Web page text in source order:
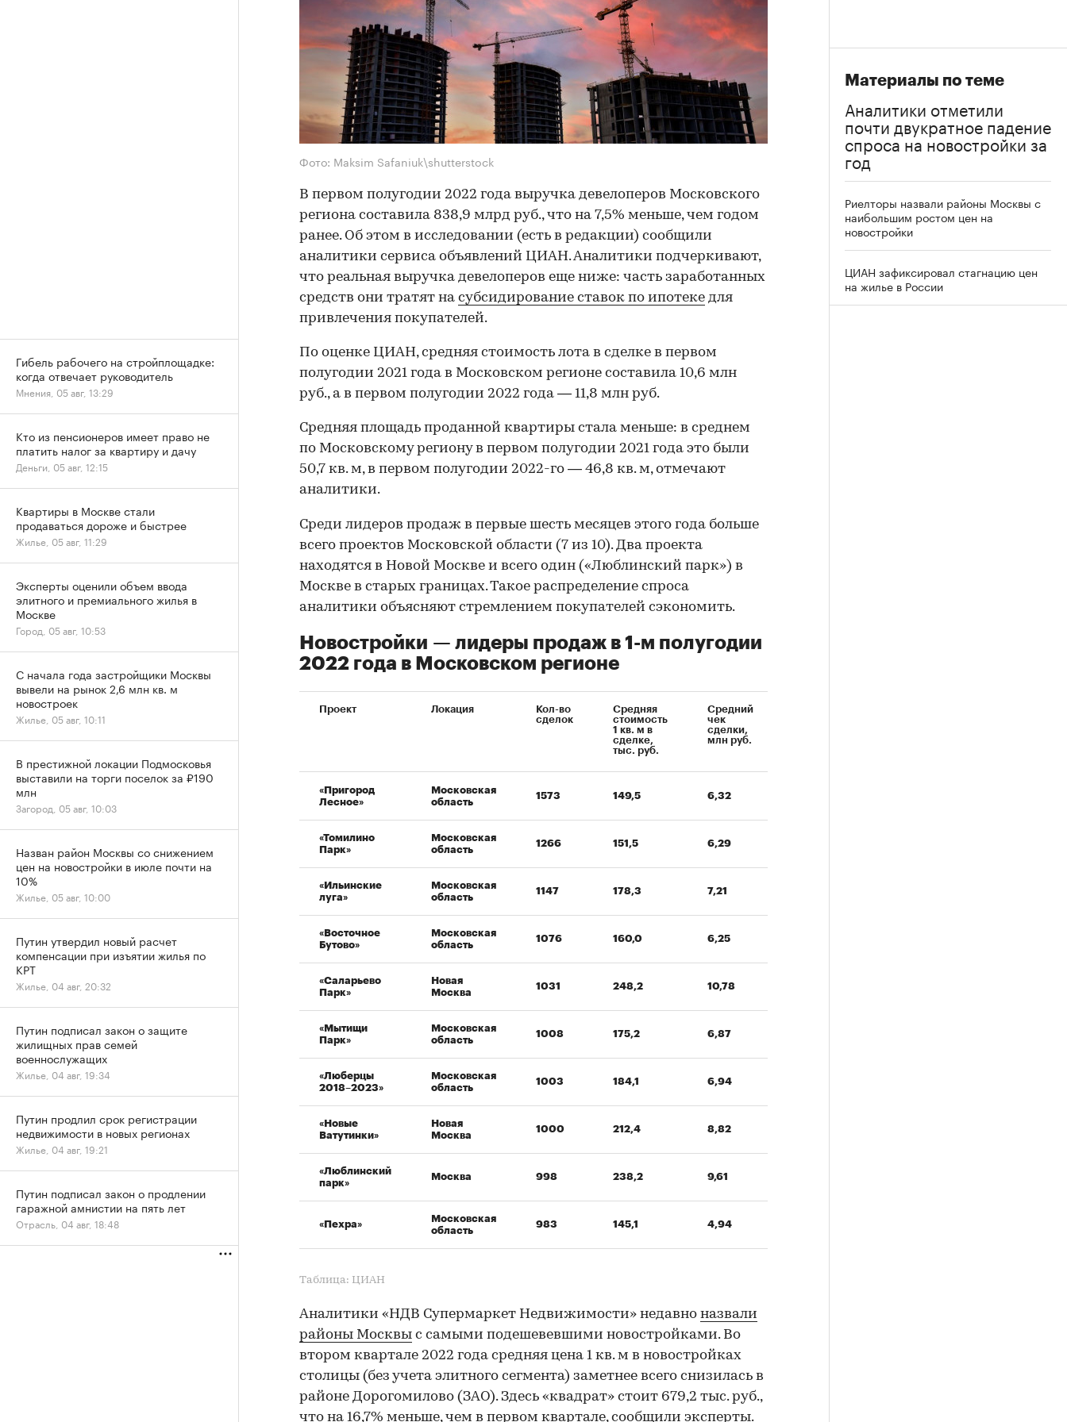
Фото: Maksim Safaniuk\shutterstock
В первом полугодии 2022 года выручка девелоперов Московского
региона составила 838,9 млрд руб., что на 7,5% меньше, чем годом
ранее. Об этом в исследовании (есть в редакции) сообщили
аналитики сервиса объявлений ЦИАН. Аналитики подчеркивают,
что реальная выручка девелоперов еще ниже: часть заработанных
средств они тратят на субсидирование ставок по ипотеке для
привлечения покупателей.
По оценке ЦИАН, средняя стоимость лота в сделке в первом
полугодии 2021 года в Московском регионе составила 10,6 млн
руб., а в первом полугодии 2022 года — 11,8 млн руб.
Средняя площадь проданной квартиры стала меньше: в среднем
по Московскому региону в первом полугодии 2021 года это были
50,7 кв. м, в первом полугодии 2022-го — 46,8 кв. м, отмечают
аналитики.
Среди лидеров продаж в первые шесть месяцев этого года больше
всего проектов Московской области (7 из 10). Два проекта
находятся в Новой Москве и всего один («Люблинский парк») в
Москве в старых границах. Такое распределение спроса
аналитики объясняют стремлением покупателей сэкономить.
Новостройки — лидеры продаж в 1-м полугодии
2022 года в Московском регионе
Проект Локация
Кол-во
сделок
Средняя
стоимость
1 кв. м в
сделке,
тыс. руб.
Средний
чек
сделки,
млн руб.
«Пригород
Лесное»
Московская
область
1573 149,5 6,32
«Томилино
Парк»
Московская
область
1266 151,5 6,29
«Ильинские
луга»
Московская
область
1147 178,3 7,21
«Восточное
Бутово»
Московская
область
1076 160,0 6,25
«Саларьево
Парк»
Новая
Москва
1031 248,2 10,78
«Мытищи
Парк»
Московская
область
1008 175,2 6,87
«Люберцы
2018–2023»
Московская
область
1003 184,1 6,94
«Новые
Ватутинки»
Новая
Москва
1000 212,4 8,82
«Люблинский
парк»
Москва 998 238,2 9,61
«Пехра»
Московская
область
983 145,1 4,94
Таблица: ЦИАН
Аналитики «НДВ Супермаркет Недвижимости» недавно назвали
районы Москвы с самыми подешевевшими новостройками. Во
втором квартале 2022 года средняя цена 1 кв. м в новостройках
столицы (без учета элитного сегмента) заметнее всего снизилась в
районе Дорогомилово (ЗАО). Здесь «квадрат» стоит 679,2 тыс. руб.,
что на 16,7% меньше, чем в первом квартале, сообщили эксперты.
Материалы по теме
Аналитики отметили
почти двукратное падение
спроса на новостройки за
год
Риелторы назвали районы Москвы с
наибольшим ростом цен на
новостройки
ЦИАН зафиксировал стагнацию цен
на жилье в России
Гибель рабочего на стройплощадке:
когда отвечает руководитель
Мнения, 05 авг, 13:29
Кто из пенсионеров имеет право не
платить налог за квартиру и дачу
Деньги, 05 авг, 12:15
Квартиры в Москве стали
продаваться дороже и быстрее
Жилье, 05 авг, 11:29
Эксперты оценили объем ввода
элитного и премиального жилья в
Москве
Город, 05 авг, 10:53
С начала года застройщики Москвы
вывели на рынок 2,6 млн кв. м
новостроек
Жилье, 05 авг, 10:11
В престижной локации Подмосковья
выставили на торги поселок за ₽190
млн
Загород, 05 авг, 10:03
Назван район Москвы со снижением
цен на новостройки в июле почти на
10%
Жилье, 05 авг, 10:00
Путин утвердил новый расчет
компенсации при изъятии жилья по
КРТ
Жилье, 04 авг, 20:32
Путин подписал закон о защите
жилищных прав семей
военнослужащих
Жилье, 04 авг, 19:34
Путин продлил срок регистрации
недвижимости в новых регионах
Жилье, 04 авг, 19:21
Путин подписал закон о продлении
гаражной амнистии на пять лет
Отрасль, 04 авг, 18:48